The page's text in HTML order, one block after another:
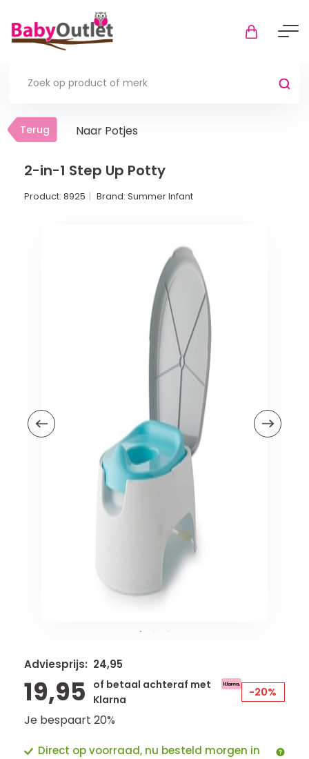
Terug
Thuis
In de box
Meer
Schommelstoelen en wipstoeltjes
Terug Naar Potjes
2-in-1 Step Up Potty
Product: 8925 Brand: Summer Infant
Adviesprijs: 24,95
19,95
of betaal achteraf met
Klarna
-20%
Je bespaart 20%
Direct op voorraad, nu besteld morgen in